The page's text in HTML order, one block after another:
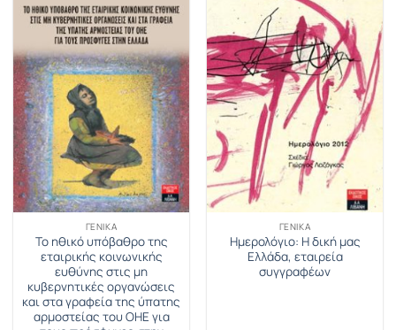
ΓΕΝΙΚΆ
Το ηθικό υπόβαθρο της
εταιρικής κοινωνικής
ευθύνης στις μη
κυβερνητικές οργανώσεις
και στα γραφεία της ύπατης
αρμοστείας του ΟΗΕ για
ΓΕΝΙΚΆ
Ημερολόγιο: Η δική μας
Ελλάδα, εταιρεία
συγγραφέων